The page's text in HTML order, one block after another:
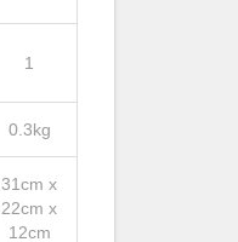
1
0.3kg
31cm x
22cm x
12cm